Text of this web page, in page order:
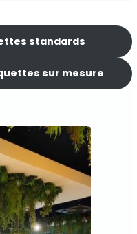
standards
sur mesure